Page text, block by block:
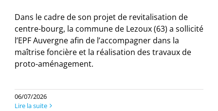
Dans le cadre de son projet de revitalisation de
centre-bourg, la commune de Lezoux (63) a sollicité
l’EPF Auvergne afin de l’accompagner dans la
maîtrise foncière et la réalisation des travaux de
proto-aménagement.
06/07/2026
Lire la suite